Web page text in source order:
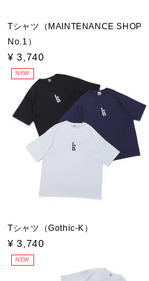
Tシャツ（MAINTENANCE SHOP
No.1）
¥ 3,740
NEW
Tシャツ（Gothic-K）
¥ 3,740
NEW